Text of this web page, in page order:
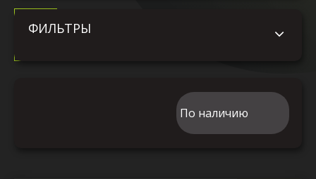
ФИЛЬТРЫ
АКСЕССУАРЫ